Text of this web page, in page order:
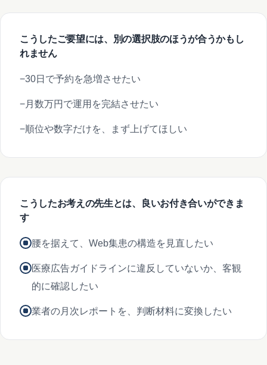
こうしたご要望には、別の選択肢のほうが合うかもし
れません
30日で予約を急増させたい
月数万円で運用を完結させたい
順位や数字だけを、まず上げてほしい
こうしたお考えの先生とは、良いお付き合いができま
す
腰を据えて、Web集患の構造を見直したい
医療広告ガイドラインに違反していないか、客観
的に確認したい
業者の月次レポートを、判断材料に変換したい